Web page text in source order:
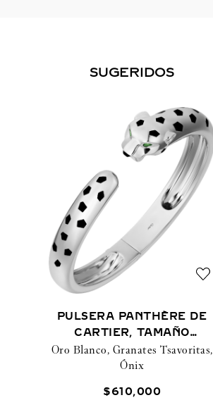
SUGERIDOS
PULSERA PANTHÈRE DE
CARTIER, TAMAÑO
MEDIANO
Oro Blanco, Granates Tsavoritas,
Ónix
$610,000